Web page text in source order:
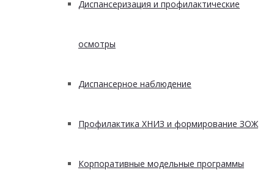
Диспансеризация и профилактические
осмотры
Диспансерное наблюдение
Профилактика ХНИЗ и формирование ЗОЖ
Корпоративные модельные программы